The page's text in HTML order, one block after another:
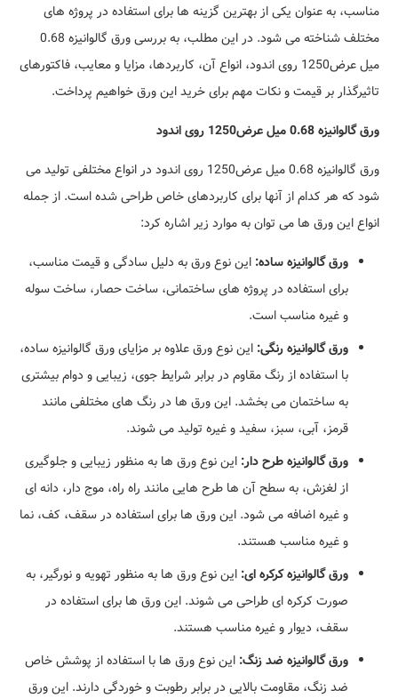
مناسب، به عنوان یکی از بهترین گزینه ها برای استفاده در پروژه های
مختلف شناخته می شود. در این مطلب، به بررسی ورق گالوانیزه 0.68
میل عرض1250 روی اندود، انواع آن، کاربردها، مزایا و معایب، فاکتورهای
تاثیرگذار بر قیمت و نکات مهم برای خرید این ورق خواهیم پرداخت.
ورق گالوانیزه 0.68 میل عرض1250 روی اندود
ورق گالوانیزه 0.68 میل عرض1250 روی اندود در انواع مختلفی تولید می
شود که هر کدام از آنها برای کاربردهای خاص طراحی شده است. از جمله
انواع این ورق ها می توان به موارد زیر اشاره کرد:
ورق گالوانیزه ساده: این نوع ورق به دلیل سادگی و قیمت مناسب،
برای استفاده در پروژه های ساختمانی، ساخت حصار، ساخت سوله
و غیره مناسب است.
ورق گالوانیزه رنگی: این نوع ورق علاوه بر مزایای ورق گالوانیزه ساده،
با استفاده از رنگ مقاوم در برابر شرایط جوی، زیبایی و دوام بیشتری
به ساختمان می بخشد. این ورق ها در رنگ های مختلفی مانند
قرمز، آبی، سبز، سفید و غیره تولید می شوند.
ورق گالوانیزه طرح دار: این نوع ورق ها به منظور زیبایی و جلوگیری
از لغزش، به سطح آن ها طرح هایی مانند راه راه، موج دار، دانه ای
و غیره اضافه می شود. این ورق ها برای استفاده در سقف، کف، نما
و غیره مناسب هستند.
ورق گالوانیزه کرکره ای: این نوع ورق ها به منظور تهویه و نورگیر، به
صورت کرکره ای طراحی می شوند. این ورق ها برای استفاده در
سقف، دیوار و غیره مناسب هستند.
ورق گالوانیزه ضد زنگ: این نوع ورق ها با استفاده از پوشش خاص
ضد زنگ، مقاومت بالایی در برابر رطوبت و خوردگی دارند. این ورق